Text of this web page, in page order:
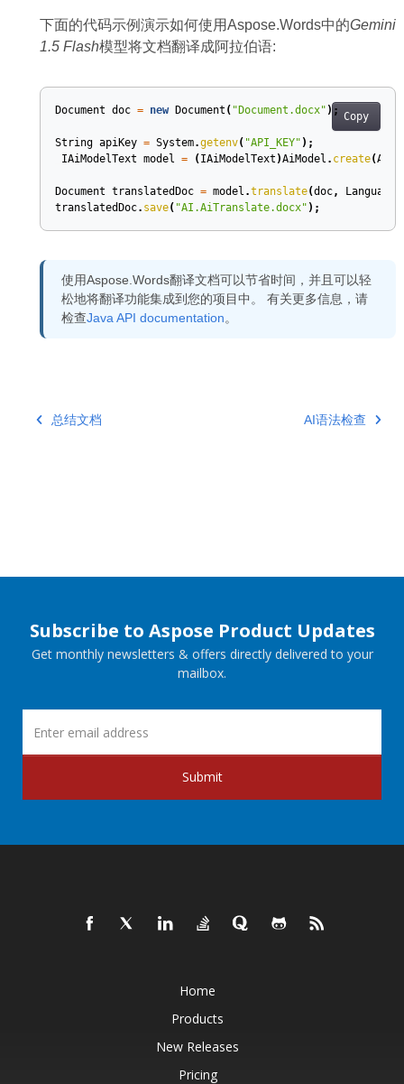
下面的代码示例演示如何使用Aspose.Words中的Gemini
1.5 Flash模型将文档翻译成阿拉伯语:
Copy
Document doc = new Document ( "Document.docx" );
String apiKey = System.getenv( "API_KEY" );
IAiModelText model = ( IAiModelText )AiModel . create(
Document translatedDoc = model .translate(doc, Language
translatedDoc. save( "AI.AiTranslate.docx" );
使用Aspose.Words翻译文档可以节省时间，并且可以轻
松地将翻译功能集成到您的项目中。 有关更多信息，请
检查Java API documentation。
总结文档 AI语法检查
Subscribe to Aspose Product Updates
Get monthly newsletters & offers directly delivered to your
mailbox.
Submit
Home
Products
New Releases
Pricing